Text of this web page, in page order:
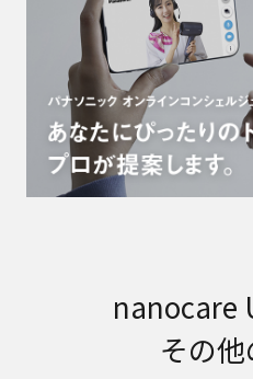
nanocare
その